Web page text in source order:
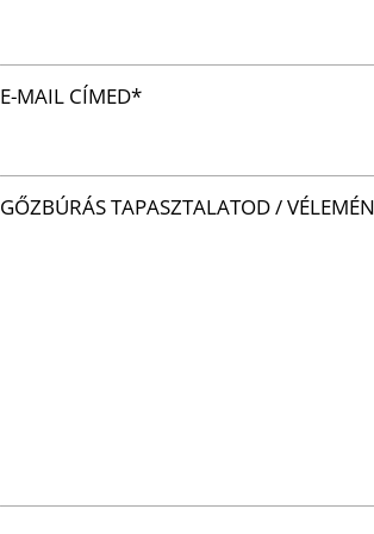
E-MAIL CÍMED*
GŐZBÚRÁS TAPASZTALATOD /